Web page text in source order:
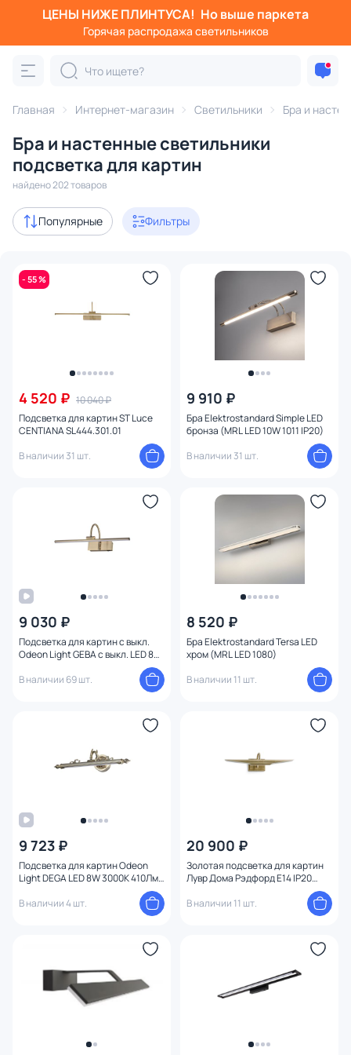
ЦЕНЫ НИЖЕ ПЛИНТУСА! Но выше паркета
Горячая распродажа светильников
Главная Интернет-магазин Светильники Бра и
Бра и настенные светильники
подсветка для картин
найдено 202 товаров
Популярные Фильтры
- 55 %
4 520 ₽ 10 040 ₽
Подсветка для картин ST Luce
CENTIАNA SL444.301.01
В наличии 31 шт.
9 910 ₽
Бра Elektrostandard Simple LED
бронза (MRL LED 10W 1011 IP20)
В наличии 31 шт.
9 030 ₽
Подсветка для картин с выкл.
Odeon Light GEBA с выкл. LED 8W
В наличии 69 шт.
8 520 ₽
Бра Elektrostandard Tersa LED
хром (MRL LED 1080)
В наличии 11 шт.
9 723 ₽
Подсветка для картин Odeon
Light DEGA LED 8W 3000К 410Лм
В наличии 4 шт.
20 900 ₽
Золотая подсветка для картин
Лувр Дома Рэдфорд E14 IP20
В наличии 11 шт.
Фильтры
Категория: Бра и настенные светильники
светодиодные для картин для зеркал для
Акции 4
Дизайнерский свет
В наличии
Доставка
От До
Бренд
Материал арматуры
Материал плафона
Материал
Цвет плафона
Высота (мм)
Ширина (мм)
Глубина (мм)
Количество ламп